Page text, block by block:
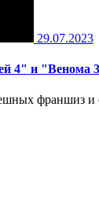
29.07.2023
4" и "Венома
франшиз и